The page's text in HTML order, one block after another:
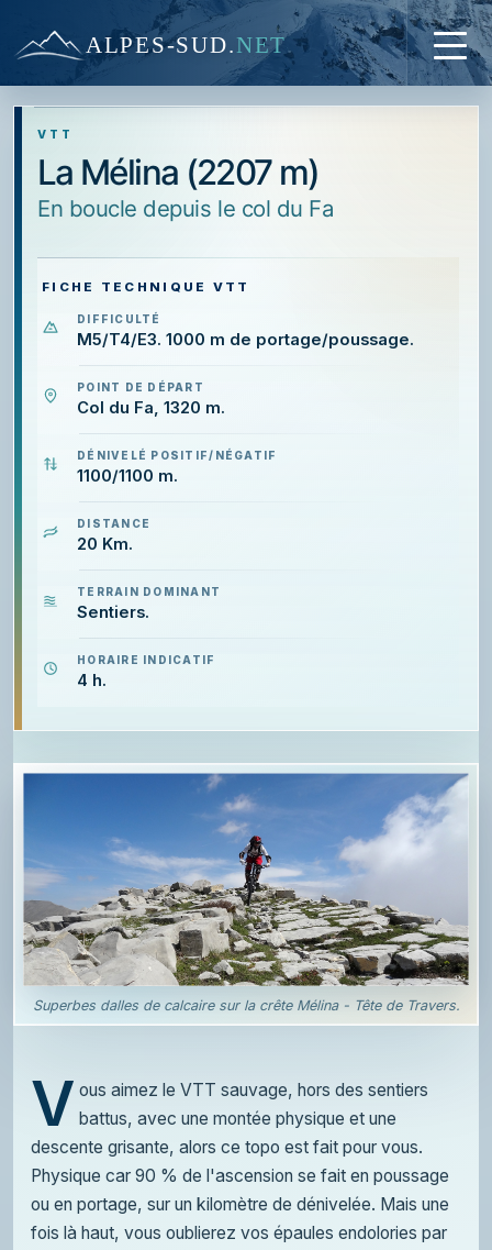
ALPES-SUD.NET
VTT
La Mélina (2207 m)
en boucle depuis le col du Fa
FICHE TECHNIQUE VTT
DIFFICULTÉ
M5/T4/E3. 1000 m de portage/poussage.
POINT DE DÉPART
Col du Fa, 1320 m.
DÉNIVELÉ POSITIF/NÉGATIF
1100/1100 m.
DISTANCE
20 Km.
TERRAIN DOMINANT
Sentiers.
HORAIRE INDICATIF
4 h.
Superbes dalles de calcaire sur la crête Mélina - Tête de Travers.
V ous aimez le VTT sauvage, hors des sentiers
battus, avec une montée physique et une
descente grisante, alors ce topo est fait pour vous.
Physique car 90 % de l'ascension se fait en poussage
ou en portage, sur un kilomètre de dénivelée. Mais une
fois là haut, vous oublierez vos épaules endolories par